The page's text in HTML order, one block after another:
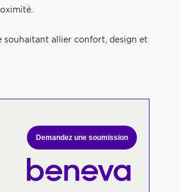
souhaitant allier confort, design et
Demandez une soumission